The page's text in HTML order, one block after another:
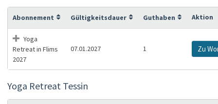
Abonnement Gültigkeitsdauer Guthaben Aktion
Yoga
Retreat in Flims
2027
07.01.2027 1 Zu
Yoga Retreat Tessin